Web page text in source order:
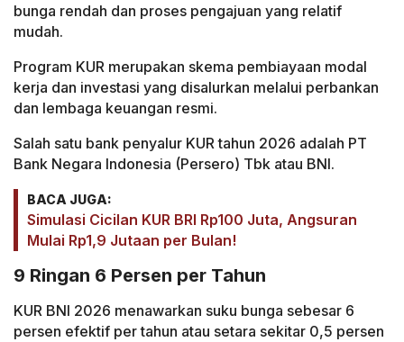
bunga rendah dan proses pengajuan yang relatif
mudah.
Program KUR merupakan skema pembiayaan modal
kerja dan investasi yang disalurkan melalui perbankan
dan lembaga keuangan resmi.
Salah satu bank penyalur KUR tahun 2026 adalah PT
Bank Negara Indonesia (Persero) Tbk atau BNI.
BACA JUGA:
Simulasi Cicilan KUR BRI Rp100 Juta, Angsuran
Mulai Rp1,9 Jutaan per Bulan!
9 Ringan 6 Persen per Tahun
KUR BNI 2026 menawarkan suku bunga sebesar 6
persen efektif per tahun atau setara sekitar 0,5 persen